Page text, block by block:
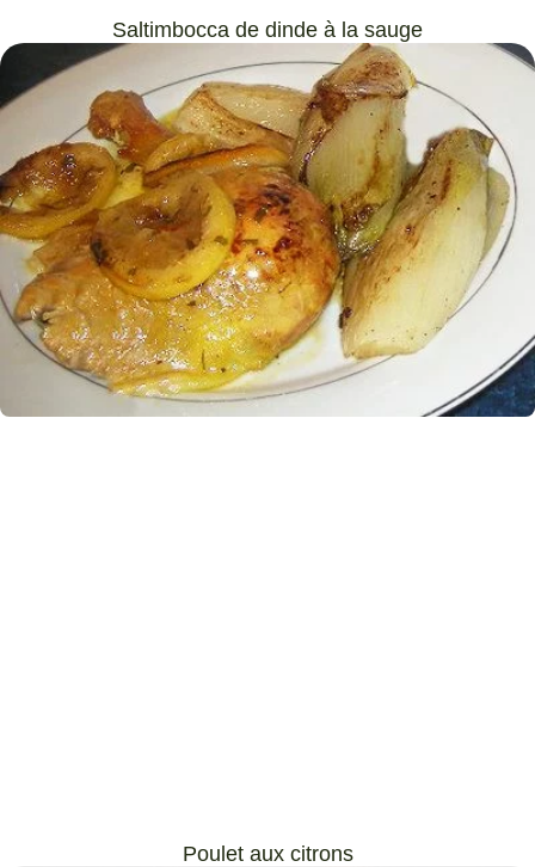
Saltimbocca de dinde à la sauge
Poulet aux citrons